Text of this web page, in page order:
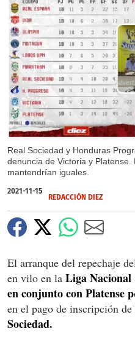
Real Sociedad y Honduras
denuncia de Victoria y
mantendrían iguales.
2021-11-15
REDACCIÓN DIEZ
El arranque del repechaje
en vilo en la Liga Nacional
en conjunto con Platense p
en el pago de inscripción de
Sociedad.